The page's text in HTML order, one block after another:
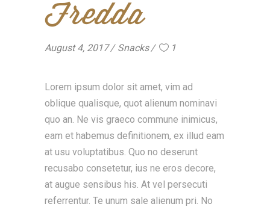
Fredda
August 4, 2017 Snacks 1
Lorem ipsum dolor sit amet, vim ad
oblique qualisque, quot alienum nominavi
quo an. Ne vis graeco commune inimicus,
eam et habemus definitionem, ex illud eam
at usu voluptatibus. Quo no deserunt
recusabo consetetur, ius ne eros decore,
at augue sensibus his. At vel persecuti
referrentur. Te unum sale alienum pri. No